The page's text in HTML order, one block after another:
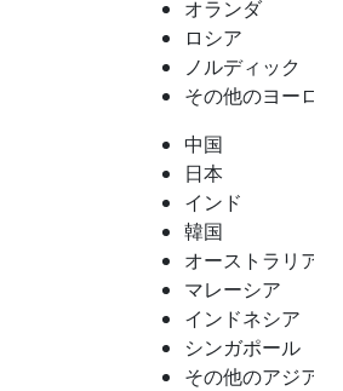
オランダ
ロシア
ノルディック
その他のヨーロ
中国
日本
インド
韓国
オーストラリア
マレーシア
インドネシア
シンガポール
その他のアジア